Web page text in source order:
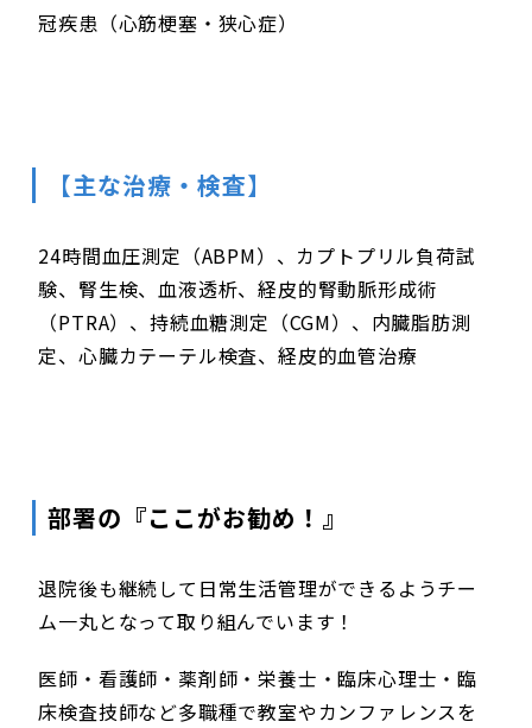
冠疾患（心筋梗塞・狭心症）
【主な治療・検査】
24時間血圧測定（ABPM）、カプトプリル負荷試
験、腎生検、血液透析、経皮的腎動脈形成術
（PTRA）、持続血糖測定（CGM）、内臓脂肪測
定、心臓カテーテル検査、経皮的血管治療
部署の『ここがお勧め！』
退院後も継続して日常生活管理ができるようチー
ム一丸となって取り組んでいます！
医師・看護師・薬剤師・栄養士・臨床心理士・臨
床検査技師など多職種で教室やカンファレンスを